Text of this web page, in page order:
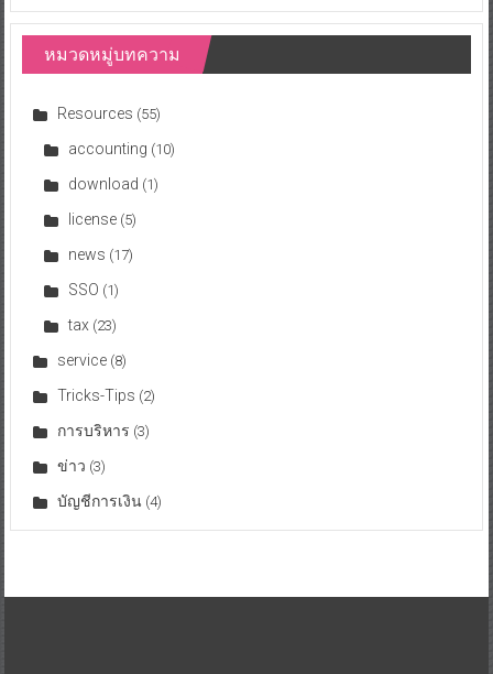
หมวดหมู่บทความ
Resources (55)
accounting (10)
download (1)
license(5)
news (17)
SSO (1)
tax (23)
service(8)
Tricks-Tips (2)
การบริหาร (3)
ข่าว (3)
บัญชีการเงิน(4)